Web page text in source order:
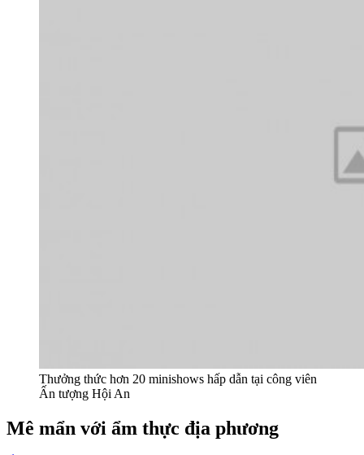
Thưởng thức hơn 20 minishows hấp dẫn tại công viên
Ấn tượng Hội An
Mê mẩn với ẩm thực địa phương